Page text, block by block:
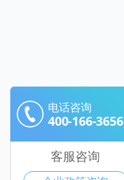
电话咨询
400-166-3656
客服咨询